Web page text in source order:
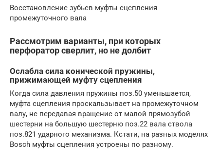
Восстановление зубьев муфты сцепления
промежуточного вала
Рассмотрим варианты, при которых
перфоратор сверлит, но не долбит
Ослабла сила конической пружины,
прижимающей муфту сцепления
Когда сила давления пружины поз.50 уменьшается,
муфта сцепления проскальзывает на промежуточном
валу, не передавая вращение от малой прямозубой
шестерни на большую шестерню поз.22 вала ствола
поз.821 ударного механизма. Кстати, на разных моделях
Bosch муфты сцепления устроены по разному.